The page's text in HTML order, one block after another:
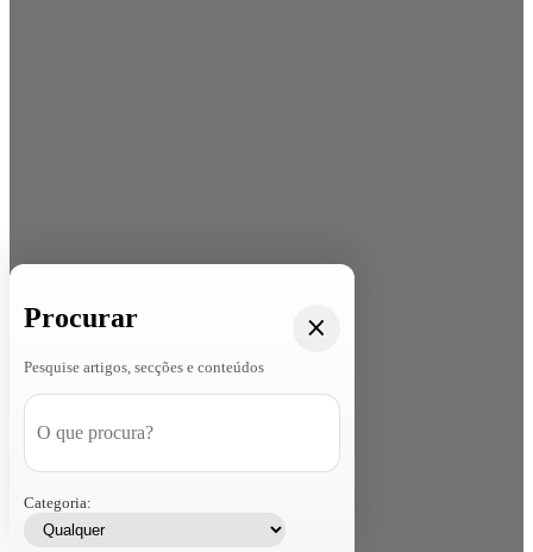
Procurar
Pesquise artigos, secções e conteúdos
Categoria: